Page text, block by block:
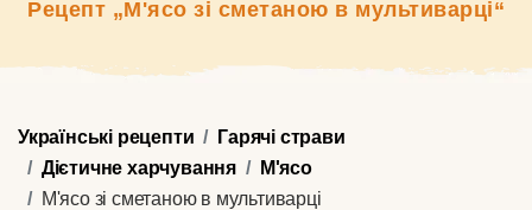
Рецепт „М'ясо зі сметаною в мультиварці“
Українські рецепти
Гарячі страви
Дієтичне харчування
М'ясо
М'ясо зі сметаною в мультиварці